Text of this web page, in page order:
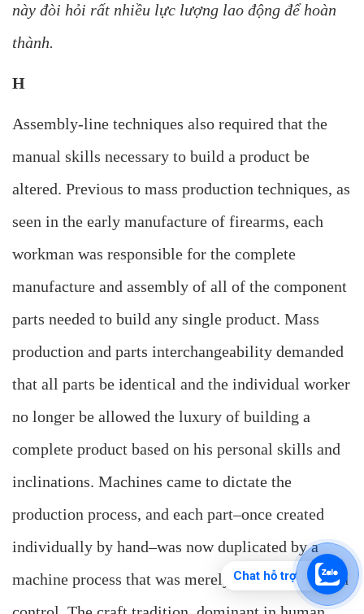
Chat hỗ trợ
này đòi hỏi rất nhiều lực lượng lao động để hoàn
thành.
H
Assembly-line techniques also required that the
manual skills necessary to build a product be
altered. Previous to mass production techniques, as
seen in the early manufacture of firearms, each
workman was responsible for the complete
manufacture and assembly of all of the component
parts needed to build any single product. Mass
production and parts interchangeability demanded
that all parts be identical and the individual worker
no longer be allowed the luxury of building a
complete product based on his personal skills and
inclinations. Machines came to dictate the
production process, and each part–once created
individually by hand–was now duplicated by a
machine process that was merely guided by human